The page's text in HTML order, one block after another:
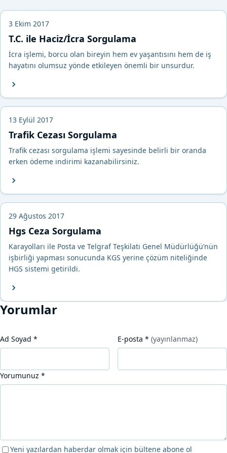
3 Ekim 2017
T.C. ile Haciz/İcra Sorgulama
İcra işlemi, borcu olan bireyin hem ev yaşantısını hem de iş
hayatını olumsuz yönde etkileyen önemli bir unsurdur.
13 Eylül 2017
Trafik Cezası Sorgulama
Trafik cezası sorgulama işlemi sayesinde belirli bir oranda
erken ödeme indirimi kazanabilirsiniz.
29 Ağustos 2017
Hgs Ceza Sorgulama
Karayolları ile Posta ve Telgraf Teşkilatı Genel Müdürlüğü’nün
işbirliği yapması sonucunda KGS yerine çözüm niteliğinde
HGS sistemi getirildi.
Yorumlar
Ad Soyad * E-posta * (yayınlanmaz)
Yorumunuz *
Yeni yazılardan haberdar olmak için bültene abone ol